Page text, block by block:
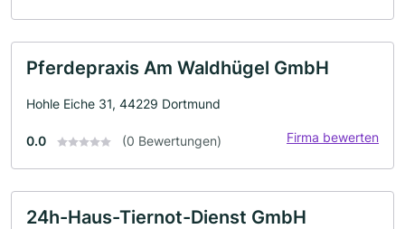
Pferdepraxis Am Waldhügel GmbH
Hohle Eiche 31, 44229 Dortmund
0.0 (0 Bewertungen) Firma bewerten
24h-Haus-Tiernot-Dienst GmbH